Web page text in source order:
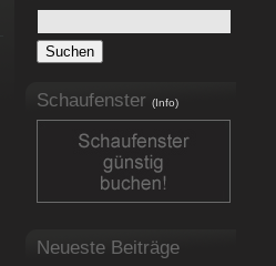
Schaufenster (Info)
Neueste Beiträge